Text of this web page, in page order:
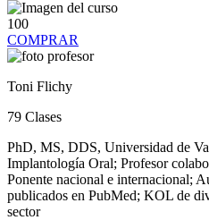
100
COMPRAR
Toni Flichy
79 Clases
PhD, MS, DDS, Universidad de
Implantología Oral; Profesor
Ponente nacional e internacional;
publicados en PubMed; KOL de
sector